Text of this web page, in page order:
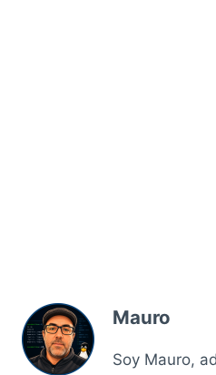
Mauro
Soy Mauro,